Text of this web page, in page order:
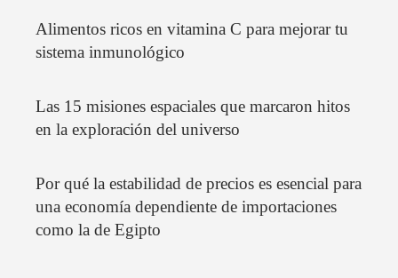
Alimentos ricos en vitamina C para mejorar tu
sistema inmunológico
Las 15 misiones espaciales que marcaron hitos
en la exploración del universo
Por qué la estabilidad de precios es esencial para
una economía dependiente de importaciones
como la de Egipto